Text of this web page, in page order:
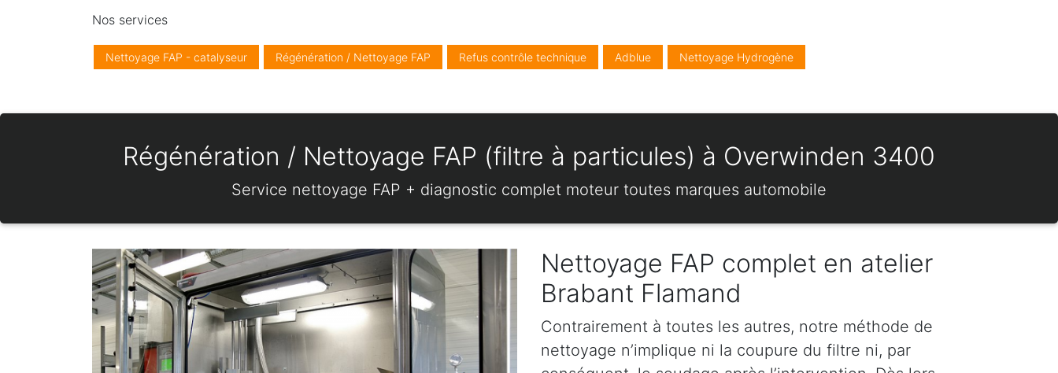
Nos services
Nettoyage FAP - catalyseur Régénération / Nettoyage FAP Refus contrôle technique Adblue Nettoyage Hydrogène
Régénération / Nettoyage FAP (filtre à particules) à Overwinden 3400
Service nettoyage FAP + diagnostic complet moteur toutes marques automobile
Nettoyage FAP complet en atelier
Brabant Flamand
Contrairement à toutes les autres, notre méthode de
nettoyage n’implique ni la coupure du filtre ni, par